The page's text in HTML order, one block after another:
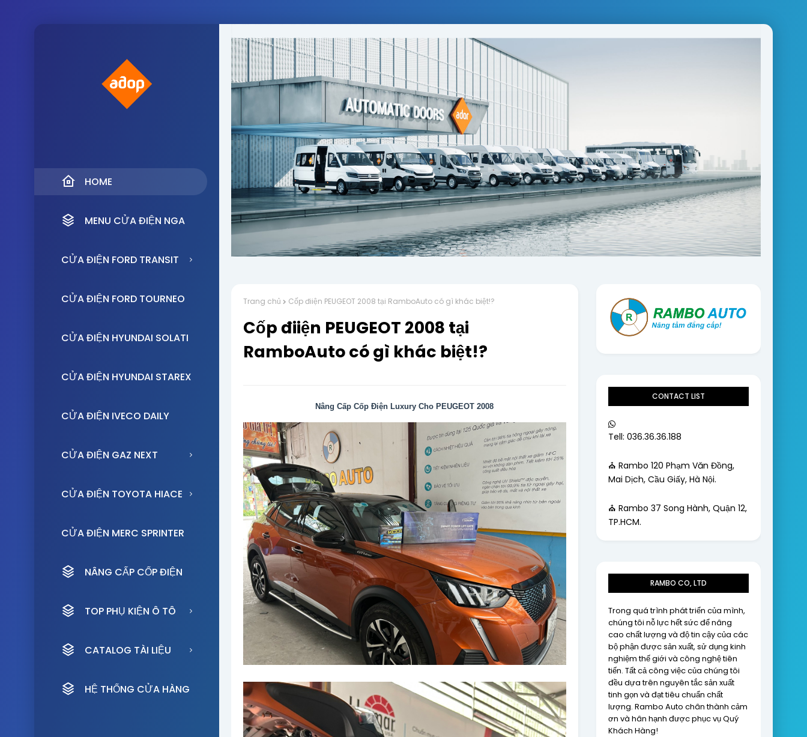
HOME
MENU CỬA ĐIỆN NGA
CỬA ĐIỆN FORD TRANSIT
CỬA ĐIỆN FORD TOURNEO
CỬA ĐIỆN HYUNDAI SOLATI
CỬA ĐIỆN HYUNDAI STAREX
CỬA ĐIỆN IVECO DAILY
CỬA ĐIỆN GAZ NEXT
CỬA ĐIỆN TOYOTA HIACE
CỬA ĐIỆN MERC SPRINTER
NÂNG CẤP CỐP ĐIỆN
TOP PHỤ KIỆN Ô TÔ
CATALOG TÀI LIỆU
HỆ THỐNG CỬA HÀNG
Trang chủ Cốp điiện PEUGEOT 2008 tại RamboAuto có gì khác biệt!?
Cốp điiện PEUGEOT 2008 tại
RamboAuto có gì khác biệt!?
Nâng Cấp Cốp Điện Luxury Cho PEUGEOT 2008
CONTACT LIST
Tell: 036.36.36.188
⛪ Rambo 120 Phạm Văn Đồng,
Mai Dịch, Cầu Giấy, Hà Nội.
⛪ Rambo 37 Song Hành, Quận 12,
TP.HCM.
RAMBO CO, LTD
Trong quá trình phát triển của mình,
chúng tôi nỗ lực hết sức để nâng
cao chất lượng và độ tin cậy của các
bộ phận được sản xuất, sử dụng kinh
nghiệm thế giới và công nghệ tiên
tiến. Tất cả công việc của chúng tôi
đều dựa trên nguyên tắc sản xuất
tinh gọn và đạt tiêu chuẩn chất
lượng. Rambo Auto chân thành cảm
ơn và hân hạnh được phục vụ Quý
Khách Hàng!